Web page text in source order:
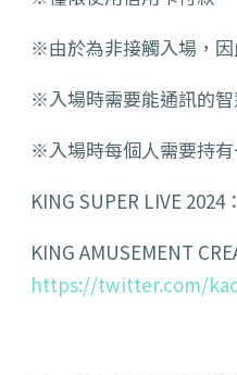
※由於為非接觸入場，因
※入場時需要能通訊的智
※入場時每個人需要持有
KING SUPER LIVE 2024：
KING AMUSEMENT
https://twitter.com/kac_